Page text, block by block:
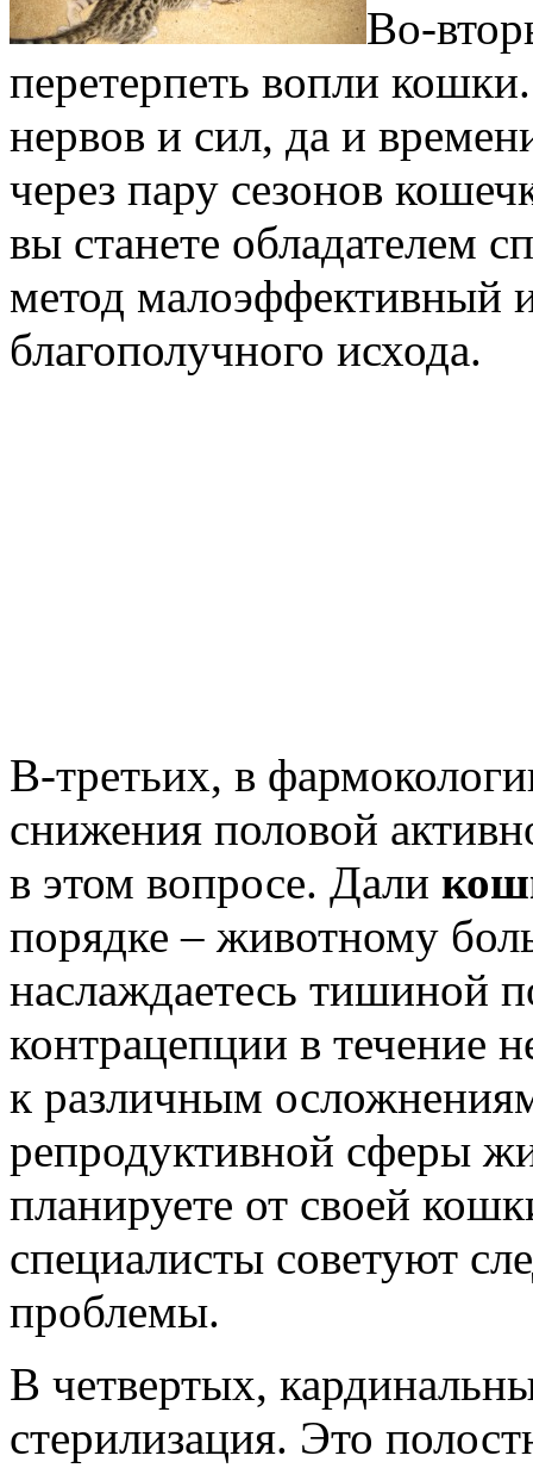
Во-
перетерпеть вопли
нервов и сил, да и
через пару сезонов
вы станете обладателем
метод малоэффективный
благополучного исхода.
В-третьих, в
снижения половой
в этом вопросе. Дали
порядке – животному
наслаждаетесь тишиной
контрацепции в течение
к различным
репродуктивной сферы
планируете от своей
специалисты советуют
проблемы.
В четвертых,
стерилизация. Это